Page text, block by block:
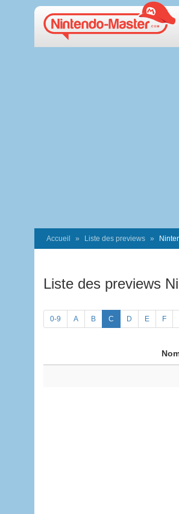
Accueil Liste des previews
Liste des previews
0-9 A B C D E F